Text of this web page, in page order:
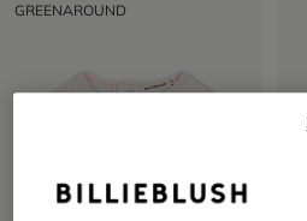
GREENAROUND